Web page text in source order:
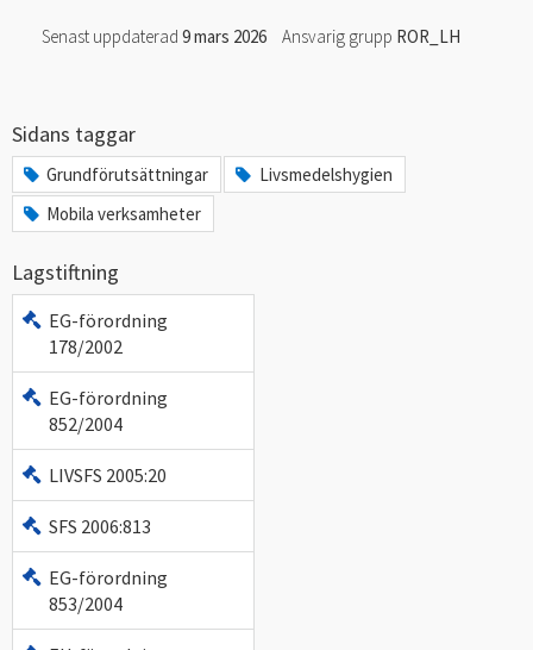
Senast uppdaterad 9 mars 2026 Ansvarig grupp ROR_LH
Sidans taggar
Grundförutsättningar
Livsmedelshygien
Mobila verksamheter
Lagstiftning
EG-förordning
178/2002
EG-förordning
852/2004
LIVSFS 2005:20
SFS 2006:813
EG-förordning
853/2004